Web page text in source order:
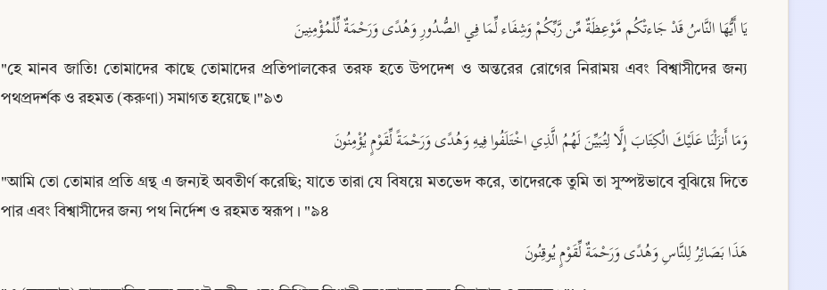
يَا أَيُّهَا النَّاسُ قَدْ جَاءتْكُم مَّوْعِظَةٌ مِّن رَّبِّكُمْ وَشِفَاء لِّمَا فِي الصُّدُورِ وَهُدًى وَرَحْمَةٌ لِّلْمُؤْمِنِينَ
"হে মানব জাতি! তোমাদের কাছে তোমাদের প্রতিপালকের তরফ হতে উপদেশ ও অন্তরের রোগের নিরাময় এবং বিশ্বাসীদের জন্য
পথপ্রদর্শক ও রহমত (করুণা) সমাগত হয়েছে।"৯৩
وَمَا أَنزَلْنَا عَلَيْكَ الْكِتَابَ إِلَّا لِتُبَيِّنَ لَهُمُ الَّذِي اخْتَلَفُوا فِيهِ وَهُدًى وَرَحْمَةً لِّقَوْمٍ يُؤْمِنُونَ
"আমি তো তোমার প্রতি গ্রন্থ এ জন্যই অবতীর্ণ করেছি; যাতে তারা যে বিষয়ে মতভেদ করে, তাদেরকে তুমি তা সুস্পষ্টভাবে বুঝিয়ে দিতে
পার এবং বিশ্বাসীদের জন্য পথ নির্দেশ ও রহমত স্বরূপ। "৯৪
هَذَا بَصَائِرُ لِلنَّاسِ وَهُدًى وَرَحْمَةٌ لِّقَوْمٍ يُوقِنُونَ